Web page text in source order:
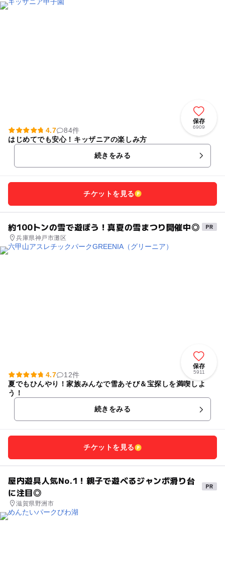
保存
6909
4.7
84件
はじめてでも安心！キッザニアの楽しみ方
続きをみる
チケットを見る
約100トンの雪で遊ぼう！真夏の雪まつり開催中◎
兵庫県神戸市灘区
保存
5911
4.7
12件
夏でもひんやり！家族みんなで雪あそび＆宝探しを満喫しよ
う！
続きをみる
チケットを見る
屋内遊具人気No.1！親子で遊べるジャンボ滑り台
に注目◎
滋賀県野洲市